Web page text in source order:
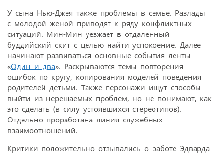
У сына Нью-Джея также проблемы в семье. Разлады
с молодой женой приводят к ряду конфликтных
ситуаций. Мин-Мин уезжает в отдаленный
буддийский скит с целью найти успокоение. Далее
начинают развиваться основные события ленты
«Один и два». Раскрываются темы повторения
ошибок по кругу, копирования моделей поведения
родителей детьми. Также персонажи ищут способы
выйти из нерешаемых проблем, но не понимают, как
это сделать (в силу устоявшихся стереотипов).
Отдельно проработана линия служебных
взаимоотношений.
Критики положительно отзывались о работе Эдварда